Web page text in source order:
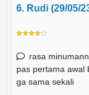
6. Rudi (29/05/
rasa
pas pertama awal
ga sama sekali